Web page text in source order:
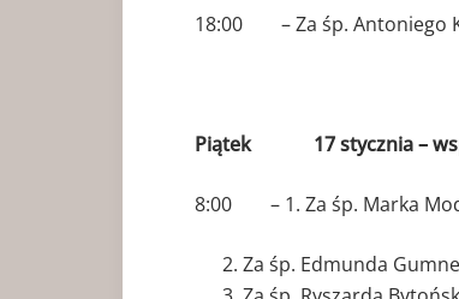
18:00 – Za śp. Antoniego
Piątek 17 stycznia –
8:00 – 1. Za śp. Marka
Za śp. Edmunda